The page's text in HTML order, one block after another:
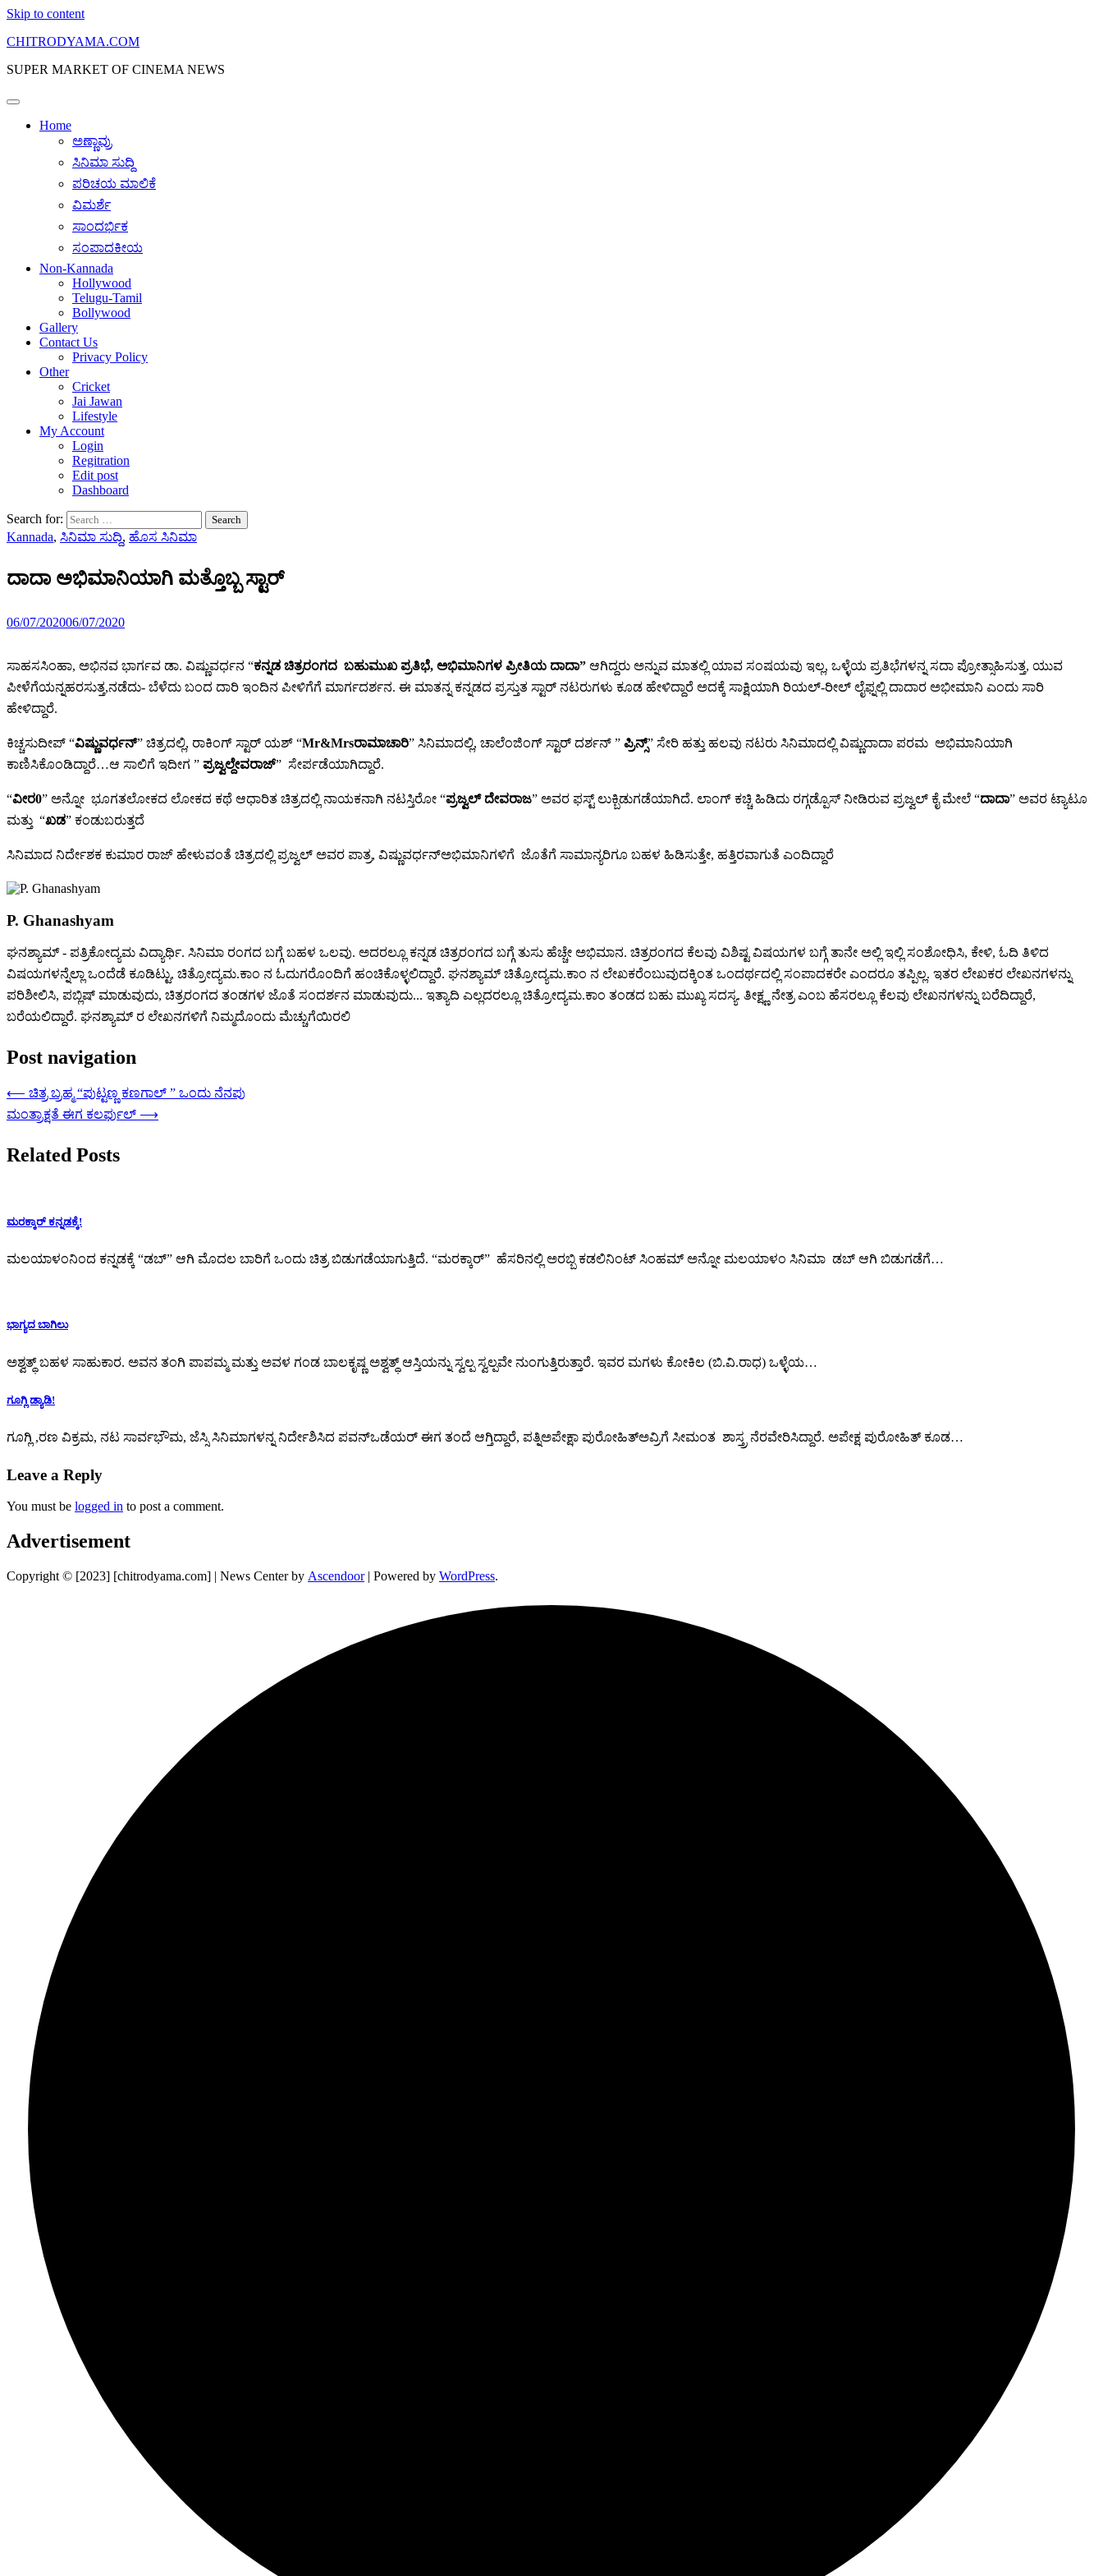
Skip to content
CHITRODYAMA.COM
SUPER MARKET OF CINEMA NEWS
Home
ಅಣ್ಣಾವ್ರು
ಸಿನಿಮಾ ಸುದ್ದಿ
ಪರಿಚಯ ಮಾಲಿಕೆ
ವಿಮರ್ಶೆ
ಸಾಂದರ್ಭಿಕ
ಸಂಪಾದಕೀಯ
Non-Kannada
Hollywood
Telugu-Tamil
Bollywood
Gallery
Contact Us
Privacy Policy
Other
Cricket
Jai Jawan
Lifestyle
My Account
Login
Regitration
Edit post
Dashboard
Search for:
Kannada, ಸಿನಿಮಾ ಸುದ್ದಿ, ಹೊಸ ಸಿನಿಮಾ
ದಾದಾ ಅಭಿಮಾನಿಯಾಗಿ ಮತ್ತೊಬ್ಬ ಸ್ಟಾರ್
06/07/202006/07/2020
ಸಾಹಸಸಿಂಹಾ, ಅಭಿನವ ಭಾರ್ಗವ ಡಾ. ವಿಷ್ಣುವರ್ಧನ “ಕನ್ನಡ ಚಿತ್ರರಂಗದ ಬಹುಮುಖ ಪ್ರತಿಭೆ, ಅಭಿಮಾನಿಗಳ ಪ್ರೀತಿಯ ದಾದಾ” ಆಗಿದ್ದರು ಅನ್ನುವ ಮಾತಲ್ಲಿ ಯಾವ ಸಂಷಯವು ಇಲ್ಲ, ಒಳ್ಳೆಯ ಪ್ರತಿಭೆಗಳನ್ನ ಸದಾ ಪ್ರೋತ್ಸಾಹಿಸುತ್ತ, ಯುವ
ಪೀಳೆಗೆಯನ್ನಹರಸುತ್ತ,ನಡೆದು- ಬೆಳೆದು ಬಂದ ದಾರಿ ಇಂದಿನ ಪೀಳಿಗೆಗೆ ಮಾರ್ಗದರ್ಶನ. ಈ ಮಾತನ್ನ ಕನ್ನಡದ ಪ್ರಸ್ತುತ ಸ್ಟಾರ್ ನಟರುಗಳು ಕೂಡ ಹೇಳಿದ್ದಾರೆ ಅದಕ್ಕೆ ಸಾಕ್ಷಿಯಾಗಿ ರಿಯಲ್-ರೀಲ್ ಲೈಫ್ನಲ್ಲಿ ದಾದಾರ ಅಭೀಮಾನಿ ಎಂದು ಸಾರಿ
ಹೇಳಿದ್ದಾರೆ.
ಕಿಚ್ಚಸುದೀಪ್ “ವಿಷ್ಣುವರ್ಧನ್” ಚಿತ್ರದಲ್ಲಿ, ರಾಕಿಂಗ್ ಸ್ಟಾರ್ ಯಶ್ “Mr&Mrsರಾಮಾಚಾರಿ” ಸಿನಿಮಾದಲ್ಲಿ, ಚಾಲೆಂಜಿಂಗ್ ಸ್ಟಾರ್ ದರ್ಶನ್ ” ಪ್ರಿನ್ಸ್” ಸೇರಿ ಹತ್ತು ಹಲವು ನಟರು ಸಿನಿಮಾದಲ್ಲಿ ವಿಷ್ಣುದಾದಾ ಪರಮ ಅಭಿಮಾನಿಯಾಗಿ
ಕಾಣಿಸಿಕೊಂಡಿದ್ದಾರೆ…ಆ ಸಾಲಿಗೆ ಇದೀಗ ” ಪ್ರಜ್ವಲ್ದೇವರಾಜ್” ಸೇರ್ಪಡೆಯಾಗಿದ್ದಾರೆ.
“ವೀರ0” ಅನ್ನೋ ಭೂಗತಲೋಕದ ಲೋಕದ ಕಥೆ ಆಧಾರಿತ ಚಿತ್ರದಲ್ಲಿ ನಾಯಕನಾಗಿ ನಟಸ್ತಿರೋ “ಪ್ರಜ್ವಲ್ ದೇವರಾಜ” ಅವರ ಫಸ್ಟ್ ಲುಕ್ಬಿಡುಗಡೆಯಾಗಿದೆ. ಲಾಂಗ್ ಕಚ್ಚಿ ಹಿಡಿದು ರಗ್ಗಡ್ಪೊಸ್ ನೀಡಿರುವ ಪ್ರಜ್ವಲ್ ಕೈ ಮೇಲೆ “ದಾದಾ” ಅವರ ಟ್ಯಾಟೂ
ಮತ್ತು “ಖಡ” ಕಂಡುಬರುತ್ತದೆ
ಸಿನಿಮಾದ ನಿರ್ದೇಶಕ ಕುಮಾರ ರಾಜ್ ಹೇಳುವಂತೆ ಚಿತ್ರದಲ್ಲಿ ಪ್ರಜ್ವಲ್ ಅವರ ಪಾತ್ರ, ವಿಷ್ಣುವರ್ಧನ್ಅಭಿಮಾನಿಗಳಿಗೆ ಜೊತೆಗೆ ಸಾಮಾನ್ಯರಿಗೂ ಬಹಳ ಹಿಡಿಸುತ್ತೇ, ಹತ್ತಿರವಾಗುತೆ ಎಂದಿದ್ದಾರೆ
P. Ghanashyam
ಘನಶ್ಯಾಮ್ - ಪತ್ರಿಕೋದ್ಯಮ ವಿದ್ಯಾರ್ಥಿ. ಸಿನಿಮಾ ರಂಗದ ಬಗ್ಗೆ ಬಹಳ ಒಲವು. ಅದರಲ್ಲೂ ಕನ್ನಡ ಚಿತ್ರರಂಗದ ಬಗ್ಗೆ ತುಸು ಹೆಚ್ಚೇ ಅಭಿಮಾನ. ಚಿತ್ರರಂಗದ ಕೆಲವು ವಿಶಿಷ್ಟ ವಿಷಯಗಳ ಬಗ್ಗೆ ತಾನೇ ಅಲ್ಲಿ ಇಲ್ಲಿ ಸಂಶೋಧಿಸಿ, ಕೇಳಿ, ಓದಿ ತಿಳಿದ
ವಿಷಯಗಳನ್ನೆಲ್ಲಾ ಒಂದೆಡೆ ಕೂಡಿಟ್ಟು, ಚಿತ್ರೋದ್ಯಮ.ಕಾಂ ನ ಓದುಗರೊಂದಿಗೆ ಹಂಚಿಕೊಳ್ಳಲಿದ್ದಾರೆ. ಘನಶ್ಯಾಮ್ ಚಿತ್ರೋದ್ಯಮ.ಕಾಂ ನ ಲೇಖಕರೆಂಬುವುದಕ್ಕಿಂತ ಒಂದರ್ಥದಲ್ಲಿ ಸಂಪಾದಕರೇ ಎಂದರೂ ತಪ್ಪಿಲ್ಲ. ಇತರ ಲೇಖಕರ ಲೇಖನಗಳನ್ನು
ಪರಿಶೀಲಿಸಿ, ಪಬ್ಲಿಷ್ ಮಾಡುವುದು, ಚಿತ್ರರಂಗದ ತಂಡಗಳ ಜೊತೆ ಸಂದರ್ಶನ ಮಾಡುವುದು... ಇತ್ಯಾದಿ ಎಲ್ಲದರಲ್ಲೂ ಚಿತ್ರೋದ್ಯಮ.ಕಾಂ ತಂಡದ ಬಹು ಮುಖ್ಯ ಸದಸ್ಯ. ತೀಕ್ಷ್ಣ ನೇತ್ರ ಎಂಬ ಹೆಸರಲ್ಲೂ ಕೆಲವು ಲೇಖನಗಳನ್ನು ಬರೆದಿದ್ದಾರೆ,
ಬರೆಯಲಿದ್ದಾರೆ. ಘನಶ್ಯಾಮ್ ರ ಲೇಖನಗಳಿಗೆ ನಿಮ್ಮದೊಂದು ಮೆಚ್ಚುಗೆಯಿರಲಿ
Post navigation
⟵ ಚಿತ್ರ ಬ್ರಹ್ಮ “ಪುಟ್ಟಣ್ಣ ಕಣಗಾಲ್ ” ಒಂದು ನೆನಪು
ಮಂತ್ರಾಕ್ಷತೆ ಈಗ ಕಲರ್ಫುಲ್ ⟶
Related Posts
ಮರಕ್ಕಾರ್ ಕನ್ನಡಕ್ಕೆ!
ಮಲಯಾಳಂನಿಂದ ಕನ್ನಡಕ್ಕೆ “ಡಬ್” ಆಗಿ ಮೊದಲ ಬಾರಿಗೆ ಒಂದು ಚಿತ್ರ ಬಿಡುಗಡೆಯಾಗುತ್ತಿದೆ. “ಮರಕ್ಕಾರ್” ಹೆಸರಿನಲ್ಲಿ ಅರಬ್ಬಿ ಕಡಲಿನಿಂಟ್ ಸಿಂಹಮ್ ಅನ್ನೋ ಮಲಯಾಳಂ ಸಿನಿಮಾ ಡಬ್ ಆಗಿ ಬಿಡುಗಡೆಗೆ…
ಭಾಗ್ಯದ ಬಾಗಿಲು
ಅಶ್ವತ್ಥ್ ಬಹಳ ಸಾಹುಕಾರ. ಅವನ ತಂಗಿ ಪಾಪಮ್ಮ ಮತ್ತು ಅವಳ ಗಂಡ ಬಾಲಕೃಷ್ಣ ಅಶ್ವತ್ಥ್ ಆಸ್ತಿಯನ್ನು ಸ್ವಲ್ಪ ಸ್ವಲ್ಪವೇ ನುಂಗುತ್ತಿರುತ್ತಾರೆ. ಇವರ ಮಗಳು ಕೋಕಿಲ (ಬಿ.ವಿ.ರಾಧ) ಒಳ್ಳೆಯ…
ಗೂಗ್ಲಿ ಡ್ಯಾಡಿ!
ಗೂಗ್ಲಿ ,ರಣ ವಿಕ್ರಮ, ನಟ ಸಾರ್ವಭೌಮ, ಜೆಸ್ಸಿ ಸಿನಿಮಾಗಳನ್ನ ನಿರ್ದೇಶಿಸಿದ ಪವನ್ಒಡೆಯರ್ ಈಗ ತಂದೆ ಆಗ್ತಿದ್ದಾರೆ, ಪತ್ನಿಅಪೇಕ್ಷಾ ಪುರೋಹಿತ್ಅವ್ರಿಗೆ ಸೀಮಂತ ಶಾಸ್ತ್ರ ನೆರವೇರಿಸಿದ್ದಾರೆ. ಅಪೇಕ್ಷ ಪುರೋಹಿತ್ ಕೂಡ…
Leave a Reply
You must be logged in to post a comment.
Advertisement
Copyright © [2023] [chitrodyama.com] | News Center by Ascendoor| Powered by WordPress.